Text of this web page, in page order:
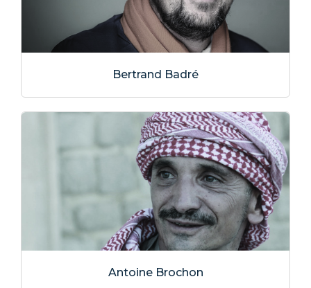
Bertrand Badré
Antoine Brochon